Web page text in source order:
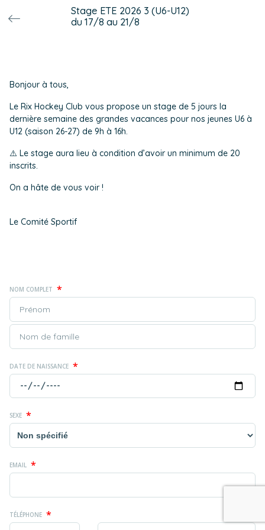
Stage ETE 2026 3 (U6-U12)
du 17/8 au 21/8
Bonjour à tous,
Le Rix Hockey Club vous propose un stage de 5 jours la
dernière semaine des grandes vacances pour nos jeunes U6 à
U12 (saison 26-27) de 9h à 16h.
⚠️ Le stage aura lieu à condition d’avoir un minimum de 20
inscrits.
On a hâte de vous voir !
Le Comité Sportif
NOM COMPLET *
DATE DE NAISSANCE *
SEXE *
EMAIL *
TÉLÉPHONE *